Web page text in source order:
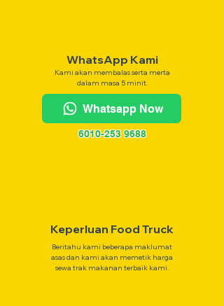
WhatsApp Kami
Kami akan membalas serta merta
dalam masa 5 minit.
Whatsapp Now
6010-253 9688
Keperluan Food Truck
Beritahu kami beberapa maklumat
asas dan kami akan memetik harga
sewa trak makanan terbaik kami.